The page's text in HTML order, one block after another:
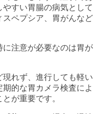
すい胃腸の病気として
ペプシア、胃がんなど
に注意が必要なのは胃が
れず、進行しても軽い
的な胃カメラ検査によ
が重要です。